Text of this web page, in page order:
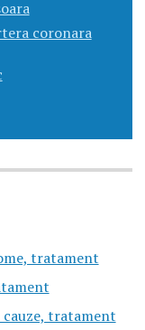
coronara
tratament
tratament